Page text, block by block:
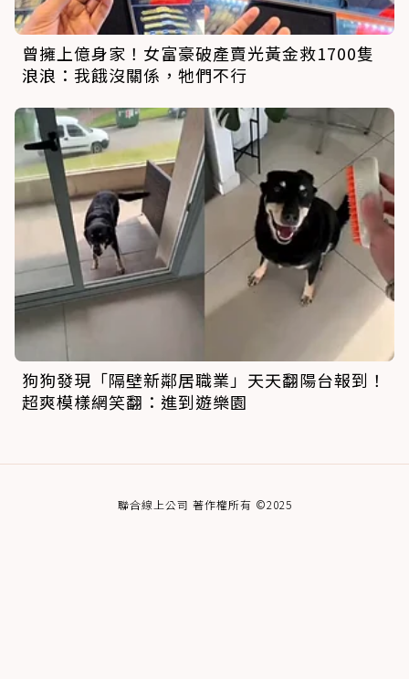
曾擁上億身家！女富豪破產賣光黃金救1700隻
浪浪：我餓沒關係，牠們不行
狗狗發現「隔壁新鄰居職業」天天翻陽台報到！
超爽模樣網笑翻：進到遊樂園
聯合線上公司 著作權所有 ©2025